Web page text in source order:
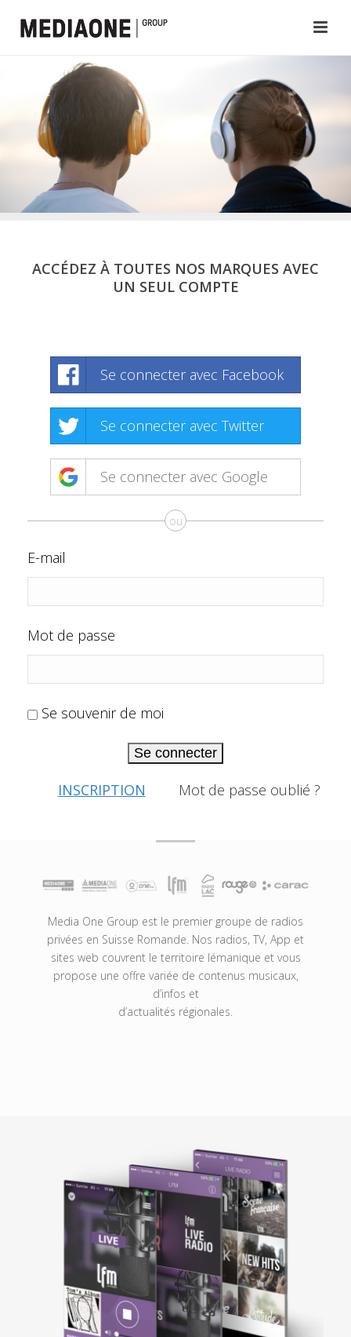
ACCÉDEZ À TOUTES NOS MARQUES AVEC
UN SEUL COMPTE
Se connecter avec Facebook
Se connecter avec Twitter
Se connecter avec Google
ou
E-mail
Mot de passe
Se souvenir de moi
Se connecter
INSCRIPTION Mot de passe oublié ?
Media One Group est le premier groupe de radios
privées en Suisse Romande. Nos radios, TV, App et
sites web couvrent le territoire lémanique et vous
propose une offre variée de contenus musicaux,
d’infos et
d’actualités régionales.